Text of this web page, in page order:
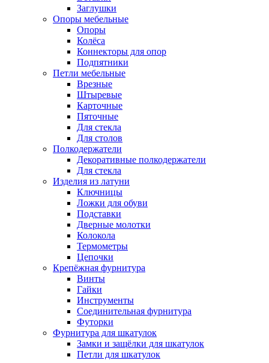
Заглушки
Опоры мебельные
Опоры
Колёса
Коннекторы для опор
Подпятники
Петли мебельные
Врезные
Штыревые
Карточные
Пяточные
Для стекла
Для столов
Полкодержатели
Декоративные полкодержатели
Для стекла
Изделия из латуни
Ключницы
Ложки для обуви
Подставки
Дверные молотки
Колокола
Термометры
Цепочки
Крепёжная фурнитура
Винты
Гайки
Инструменты
Соединительная фурнитура
Футорки
Фурнитура для шкатулок
Замки и защёлки для шкатулок
Петли для шкатулок